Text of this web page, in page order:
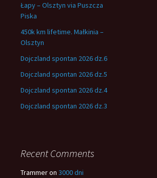
Łapy – Olsztyn via Puszcza
Piska
450k km lifetime. Małkinia –
Olsztyn
Dojczland spontan 2026 dz.6
Dojczland spontan 2026 dz.5
Dojczland spontan 2026 dz.4
Dojczland spontan 2026 dz.3
Recent Comments
Trammeron 3000 dni